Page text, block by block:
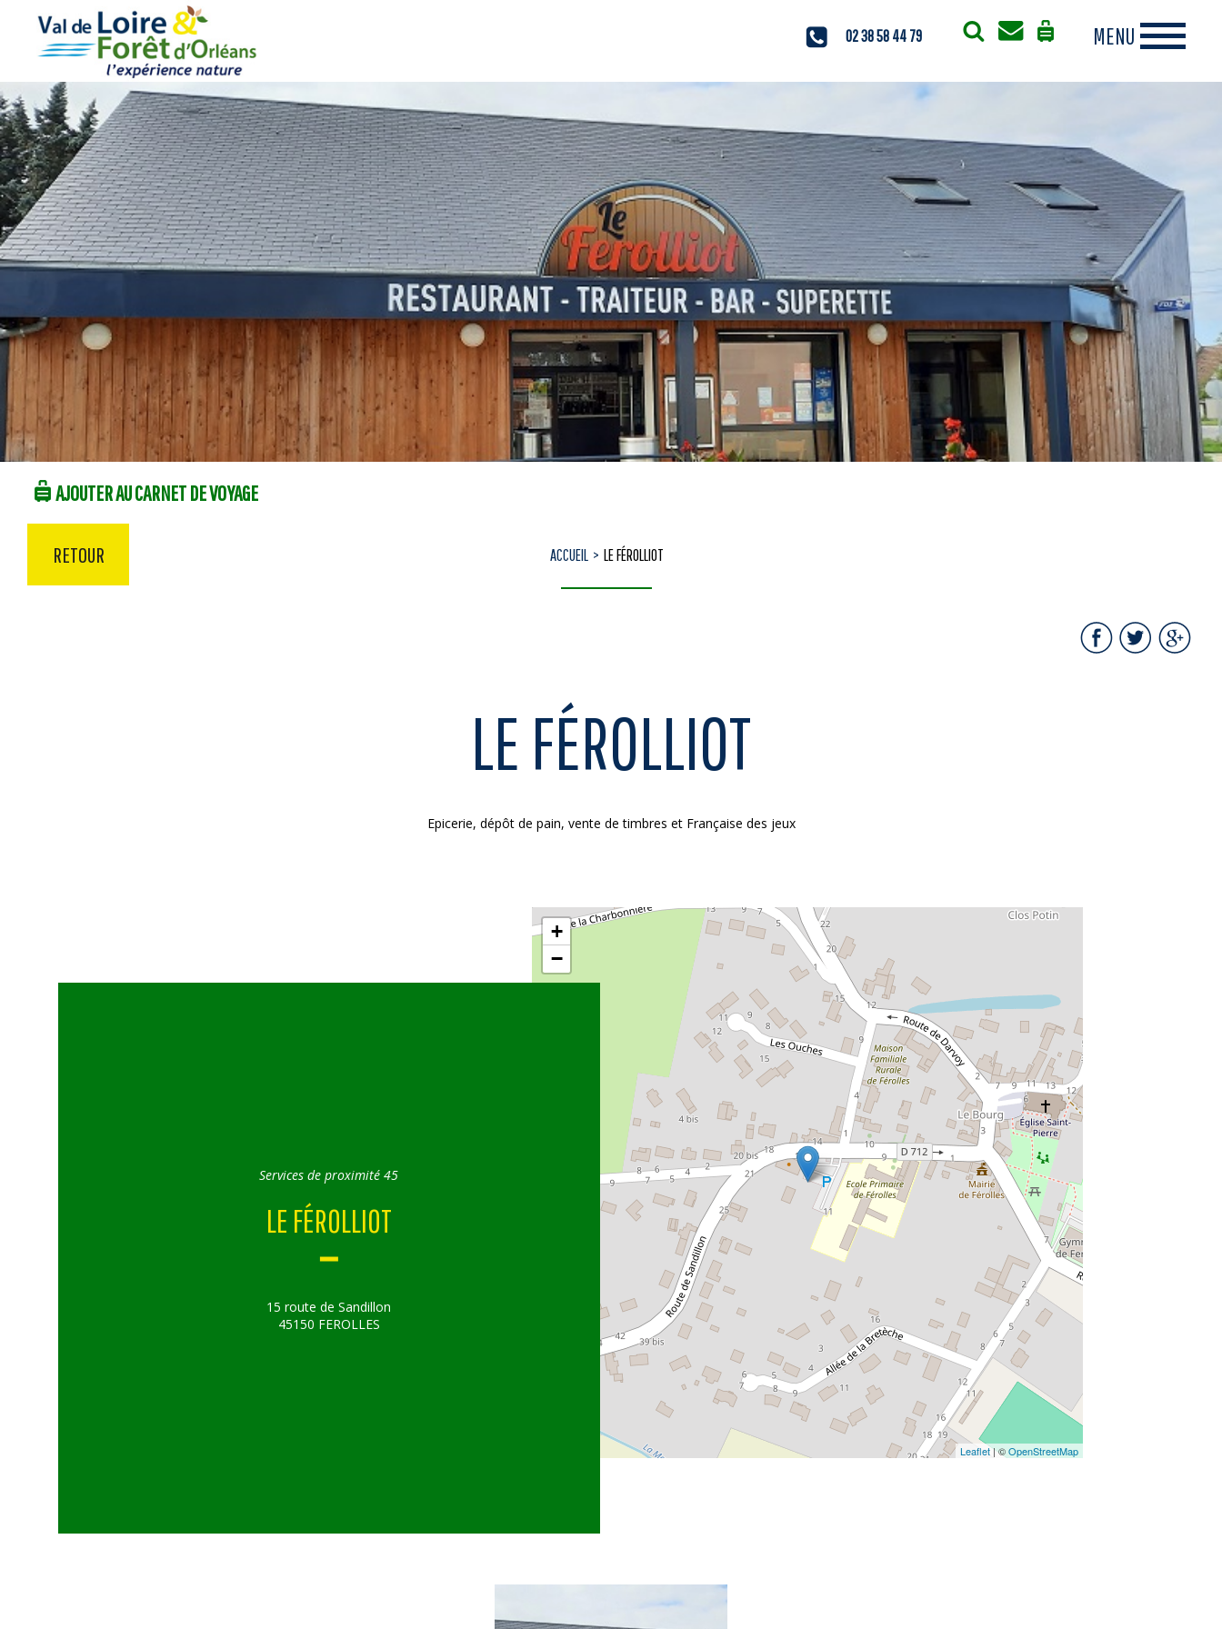
02 38 58 44 79
AJOUTER AU CARNET DE VOYAGE
RETOUR ACCUEIL LE FÉROLLIOT
LE FÉROLLIOT
Epicerie, dépôt de pain, vente de timbres et Française des jeux
Services de proximité 45
LE FÉROLLIOT
15 route de Sandillon
45150 FEROLLES
+
−
Leaflet| ©OpenStreetMap
Cookies management panel